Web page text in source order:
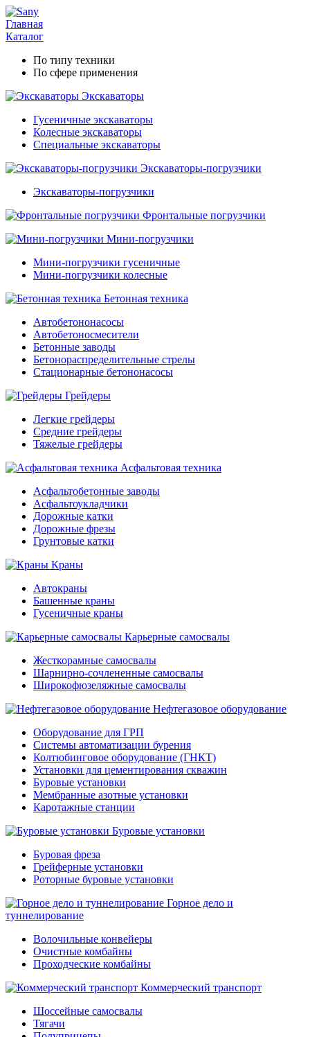
Главная
Каталог
По типу техники
По сфере применения
Экскаваторы
Гусеничные экскаваторы
Колесные экскаваторы
Специальные экскаваторы
Экскаваторы-погрузчики
Экскаваторы-погрузчики
Фронтальные погрузчики
Мини-погрузчики
Мини-погрузчики гусеничные
Мини-погрузчики колесные
Бетонная техника
Автобетононасосы
Автобетоносмесители
Бетонные заводы
Бетонораспределительные стрелы
Стационарные бетононасосы
Грейдеры
Легкие грейдеры
Средние грейдеры
Тяжелые грейдеры
Асфальтовая техника
Асфальтобетонные заводы
Асфальтоукладчики
Дорожные катки
Дорожные фрезы
Грунтовые катки
Краны
Автокраны
Башенные краны
Гусеничные краны
Карьерные самосвалы
Жесткорамные самосвалы
Шарнирно-сочлененные самосвалы
Широкофюзеляжные самосвалы
Нефтегазовое оборудование
Оборудование для ГРП
Системы автоматизации бурения
Колтюбинговое оборудование (ГНКТ)
Установки для цементирования скважин
Буровые установки
Мембранные азотные установки
Каротажные станции
Буровые установки
Буровая фреза
Грейферные установки
Роторные буровые установки
Горное дело и
туннелирование
Волочильные конвейеры
Очистные комбайны
Проходческие комбайны
Коммерческий транспорт
Шоссейные самосвалы
Тягачи